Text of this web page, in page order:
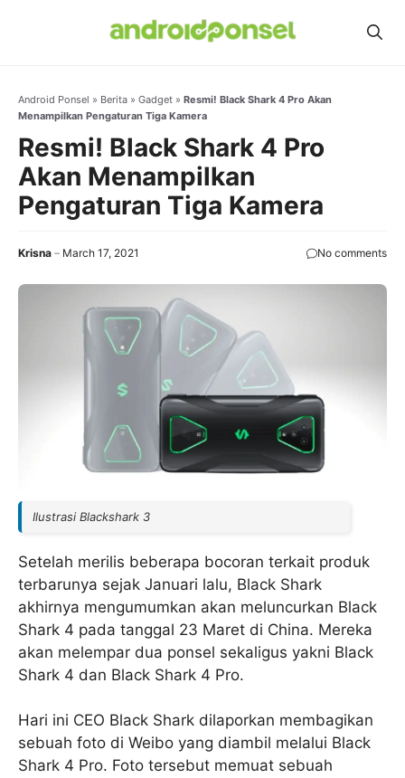
Android Ponsel » Berita » Gadget » Resmi! Black Shark 4 Pro Akan
Menampilkan Pengaturan Tiga Kamera
Resmi! Black Shark 4 Pro
Akan Menampilkan
Pengaturan Tiga Kamera
Krisna March 17, 2021 No comments
Ilustrasi Blackshark 3
Setelah merilis beberapa bocoran terkait produk
terbarunya sejak Januari lalu, Black Shark
akhirnya mengumumkan akan meluncurkan Black
Shark 4 pada tanggal 23 Maret di China. Mereka
akan melempar dua ponsel sekaligus yakni Black
Shark 4 dan Black Shark 4 Pro.
Hari ini CEO Black Shark dilaporkan membagikan
sebuah foto di Weibo yang diambil melalui Black
Shark 4 Pro. Foto tersebut memuat sebuah